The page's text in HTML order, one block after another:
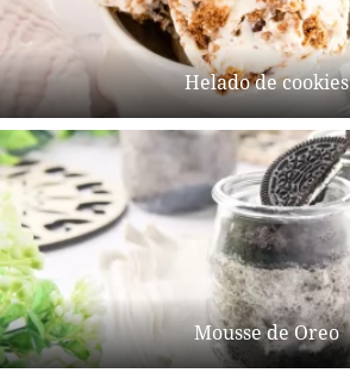
Helado de cookies
Mousse de Oreo